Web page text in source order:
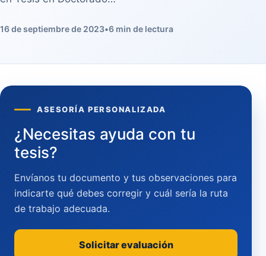
16 de septiembre de 2023•6 min de lectura
ASESORÍA PERSONALIZADA
¿Necesitas ayuda con tu
tesis?
Envíanos tu documento y tus observaciones para
indicarte qué debes corregir y cuál sería la ruta
de trabajo adecuada.
Solicitar evaluación